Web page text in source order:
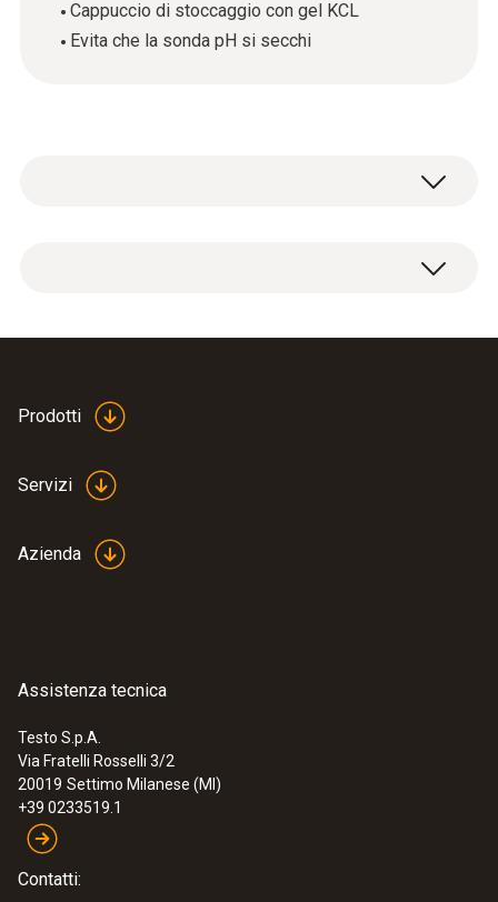
Cappuccio di stoccaggio con gel KCL
Evita che la sonda pH si secchi
:0563 2051
testo 205 - Strumento di misura del
€ 357,46
Prodotti
Servizi
Azienda
Assistenza tecnica
Testo S.p.A.
Via Fratelli Rosselli 3/2
20019 Settimo Milanese (MI)
+39 0233519.1
Contatti: